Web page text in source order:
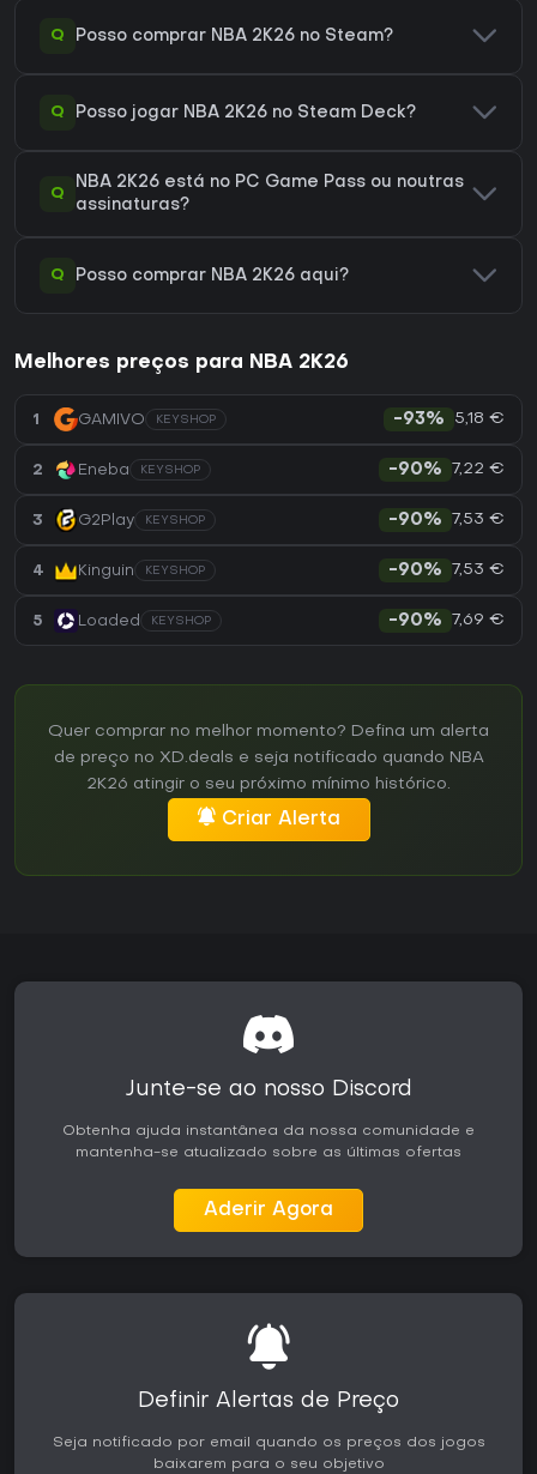
Q Posso comprar NBA 2K26 no Steam?
Q Posso jogar NBA 2K26 no Steam Deck?
Q
NBA 2K26 está no PC Game Pass ou noutras
assinaturas?
Q Posso comprar NBA 2K26 aqui?
Melhores preços para NBA 2K26
1 GAMIVO KEYSHOP -93% 5,18 €
2 Eneba KEYSHOP -90% 7,22 €
3 G2Play KEYSHOP -90% 7,53 €
4 Kinguin KEYSHOP -90% 7,53 €
5 Loaded KEYSHOP -90% 7,69 €
Quer comprar no melhor momento? Defina um alerta
de preço no XD.deals e seja notificado quando NBA
2K26 atingir o seu próximo mínimo histórico.
Criar Alerta
Junte-se ao nosso Discord
Obtenha ajuda instantânea da nossa comunidade e
mantenha-se atualizado sobre as últimas ofertas
Aderir Agora
Definir Alertas de Preço
Seja notificado por email quando os preços dos jogos
baixarem para o seu objetivo